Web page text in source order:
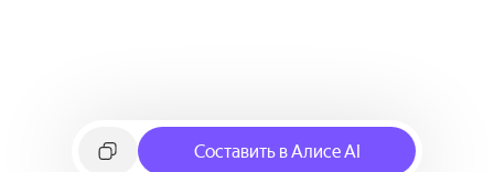
Составить в Алисе AI